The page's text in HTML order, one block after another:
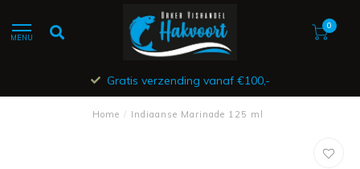
MENU
0
Gratis verzending vanaf €100,-
Home / Indiaanse Marinade 125 ml